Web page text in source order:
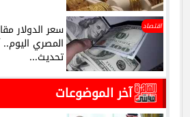
اقتصاد سعر الدولار
المصري اليوم..
تحديث...
آخر الموضوعات